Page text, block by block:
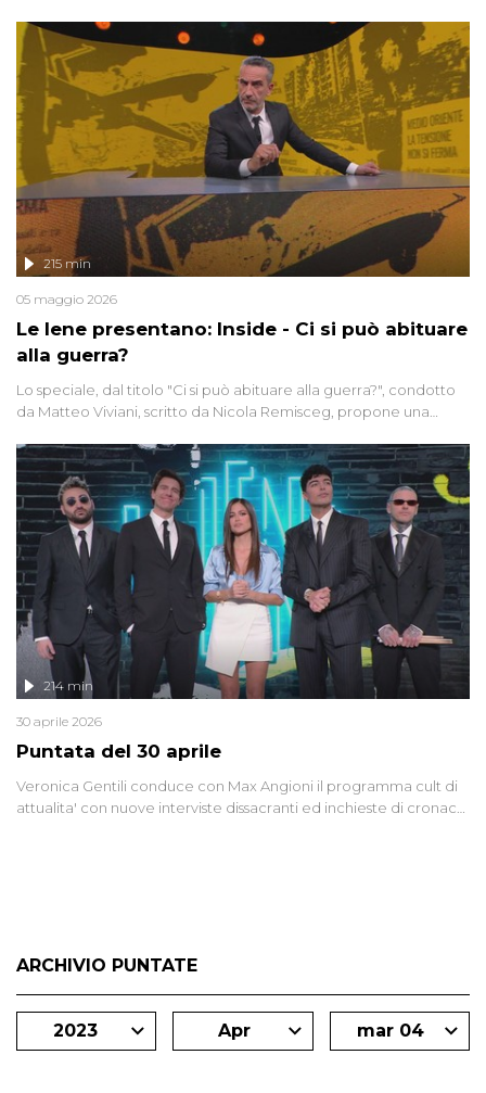
Le Iene presentano: Inside - Ci si può abituare
alla guerra?
215 min
05 maggio 2026
Lo speciale, dal titolo "Ci si può abituare alla guerra?", condotto
da Matteo Viviani, scritto da Nicola Remisceg, propone una
di settore - su quanto la guerra sia diventata una realtà pervasiva.
Anche se l'Italia non è direttamente coinvolta in conflitti armati, il
contesto globale rende impossibile considerarla un fenomeno
lontano.
Puntata del 30 aprile
214 min
30 aprile 2026
Veronica Gentili conduce con Max Angioni il programma cult di
attualita' con nuove interviste dissacranti ed inchieste di cronaca
ARCHIVIO PUNTATE
2023 Apr mar 04